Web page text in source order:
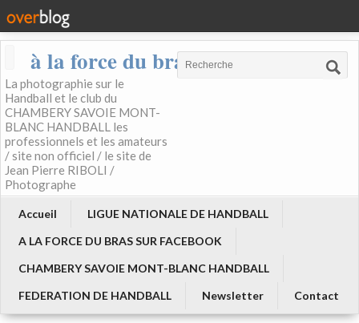
à la force du bras
La photographie sur le
Handball et le club du
CHAMBERY SAVOIE MONT-
BLANC HANDBALL les
professionnels et les amateurs
/ site non officiel / le site de
Jean Pierre RIBOLI /
Photographe
Accueil
LIGUE NATIONALE DE HANDBALL
A LA FORCE DU BRAS SUR FACEBOOK
CHAMBERY SAVOIE MONT-BLANC HANDBALL
FEDERATION DE HANDBALL
Newsletter Contact